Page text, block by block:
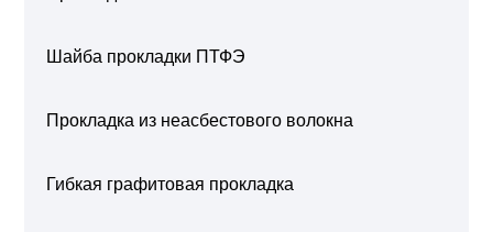
Шайба прокладки ПТФЭ
Прокладка из неасбестового волокна
Гибкая графитовая прокладка